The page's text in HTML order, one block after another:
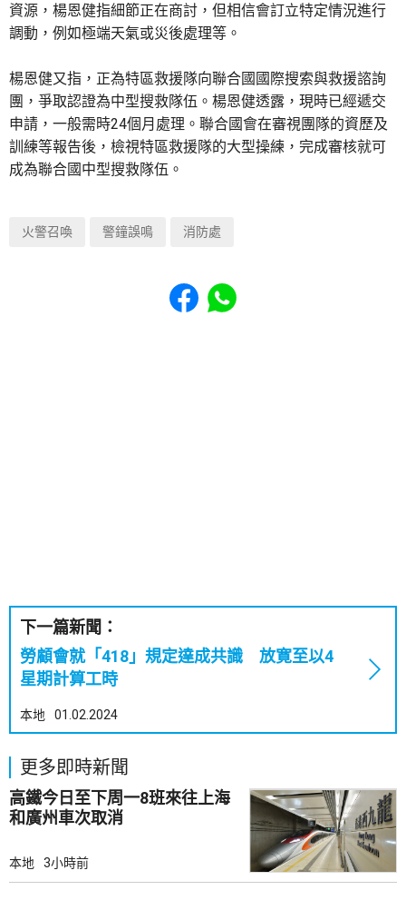
資源，楊恩健指細節正在商討，但相信會訂立特定情況進行
調動，例如極端天氣或災後處理等。
楊恩健又指，正為特區救援隊向聯合國國際搜索與救援諮詢
團，爭取認證為中型搜救隊伍。楊恩健透露，現時已經遞交
申請，一般需時24個月處理。聯合國會在審視團隊的資歷及
訓練等報告後，檢視特區救援隊的大型操練，完成審核就可
成為聯合國中型搜救隊伍。
火警召喚 警鐘誤鳴 消防處
Share to Facebook
Share to WhatsApp
下一篇新聞：
勞顧會就「418」規定達成共識 放寛至以4
星期計算工時
本地 01.02.2024
更多即時新聞
高鐵今日至下周一8班來往上海
和廣州車次取消
本地 3小時前